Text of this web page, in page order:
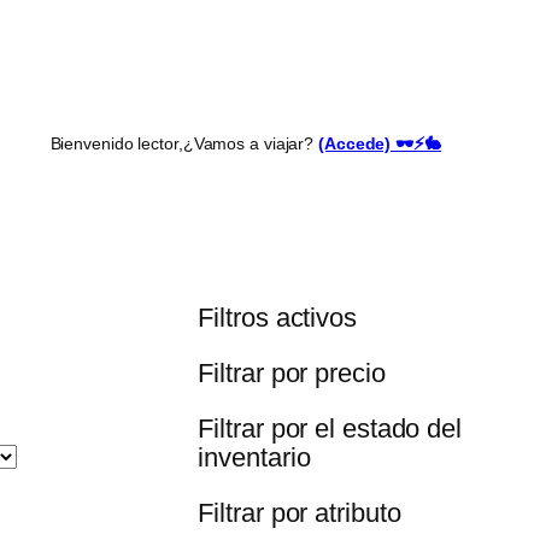
Bienvenido lector, ¿Vamos a viajar?(Accede) 🕶️⚡🐇
Filtros activos
Filtrar por precio
Filtrar por el estado del
inventario
Filtrar por atributo